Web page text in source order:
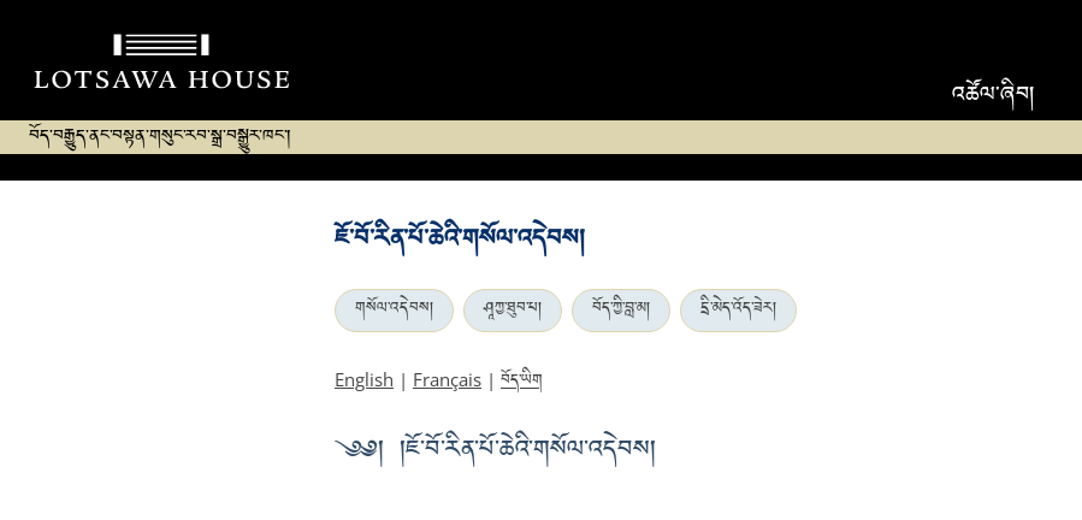
འཚོལ་ཞིབ།
བོད་བརྒྱུད་ནང་བསྟན་གསུང་རབ་སྒྲ་བསྒྱུར་ཁང་།
ཇོ་བོ་རིན་པོ་ཆེའི་གསོལ་འདེབས།
གསོལ་འདེབས། ཤཱཀྱ་ཐུབ་པ། བོད་ཀྱི་བླ་མ། དྲི་མེད་འོད་ཟེར།
English | Français | བོད་ཡིག
༄༅། །ཇོ་བོ་རིན་པོ་ཆེའི་གསོལ་འདེབས།